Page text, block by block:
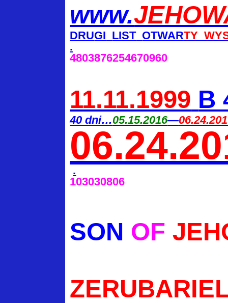
www.
DRUGI LIST OTWARTY
.
4803876254670960
11.11.1999 B
40 dni…05.15.2016—
.
103030806
SON OF